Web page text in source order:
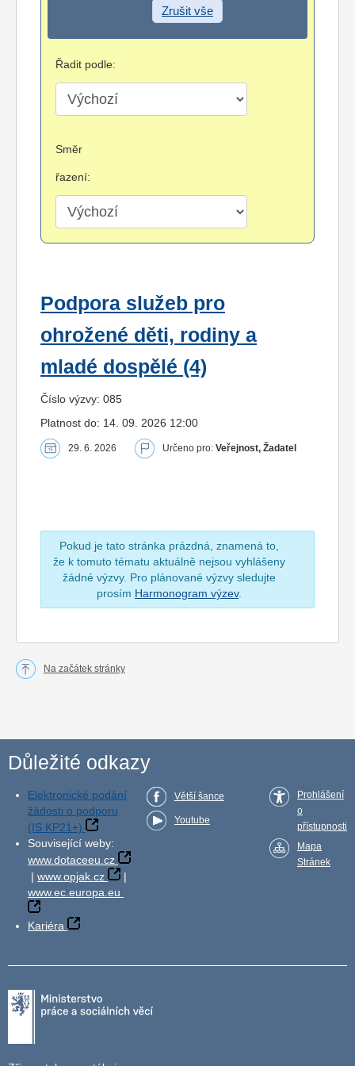
Zrušit vše
Řadit podle:
Směr
řazení:
Podpora služeb pro
ohrožené děti, rodiny a
mladé dospělé (4)
Číslo výzvy: 085
Platnost do: 14. 09. 2026 12:00
29. 6. 2026 Určeno pro: Veřejnost, Žadatel
Pokud je tato stránka prázdná, znamená to,
že k tomuto tématu aktuálně nejsou vyhlášeny
žádné výzvy. Pro plánované výzvy sledujte
prosím Harmonogram výzev.
Na začátek stránky
Důležité odkazy
Elektronické podání
žádosti o podporu
(IS KP21+)
Související weby:
www.dotaceeu.cz
| www.opjak.cz
|
www.ec.europa.eu
Kariéra
Větší šance
Youtube
Prohlášení
o
přístupnosti
Mapa
Stránek